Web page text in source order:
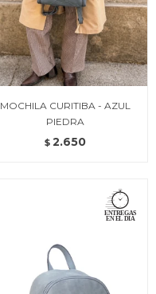
MOCHILA CURITIBA - AZUL
PIEDRA
$ 2.650